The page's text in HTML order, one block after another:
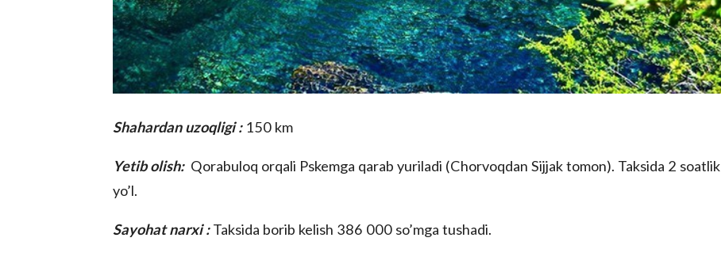
Shahardan uzoqligi :150 km
Yetib olish: Qorabuloq orqali Pskemga qarab yuriladi (Chorvoqdan Sijjak tomon). Taksida 2 soatlik
yo’l.
Sayohat narxi :Taksida borib kelish 386 000 so’mga tushadi.